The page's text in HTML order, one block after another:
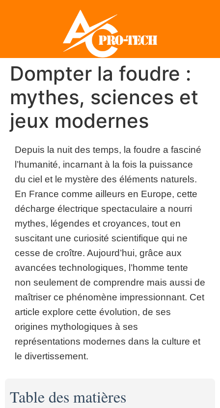
Dompter la foudre :
mythes, sciences et
jeux modernes
Depuis la nuit des temps, la foudre a fasciné
l’humanité, incarnant à la fois la puissance
du ciel et le mystère des éléments naturels.
En France comme ailleurs en Europe, cette
décharge électrique spectaculaire a nourri
mythes, légendes et croyances, tout en
suscitant une curiosité scientifique qui ne
cesse de croître. Aujourd’hui, grâce aux
avancées technologiques, l’homme tente
non seulement de comprendre mais aussi de
maîtriser ce phénomène impressionnant. Cet
article explore cette évolution, de ses
origines mythologiques à ses
représentations modernes dans la culture et
le divertissement.
Table des matières